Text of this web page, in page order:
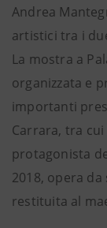
Andrea
artistici tra i
La mostra a
organizzata e
importanti
Carrara, tra
protagonista
2018, opera
restituita al